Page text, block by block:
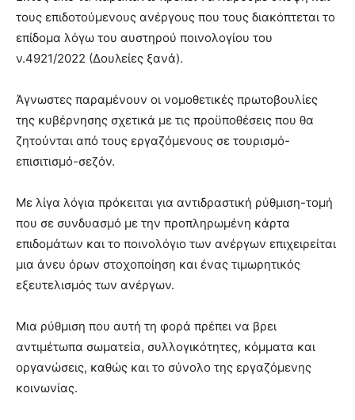
τους επιδοτούμενους ανέργους που τους διακόπτεται το
επίδομα λόγω του αυστηρού ποινολογίου του
ν.4921/2022 (Δουλείες ξανά).
Άγνωστες παραμένουν οι νομοθετικές πρωτοβουλίες
της κυβέρνησης σχετικά με τις προϋποθέσεις που θα
ζητούνται από τους εργαζόμενους σε τουρισμό-
επισιτισμό-σεζόν.
Με λίγα λόγια πρόκειται για αντιδραστική ρύθμιση-τομή
που σε συνδυασμό με την προπληρωμένη κάρτα
επιδομάτων και το ποινολόγιο των ανέργων επιχειρείται
μια άνευ όρων στοχοποίηση και ένας τιμωρητικός
εξευτελισμός των ανέργων.
Μια ρύθμιση που αυτή τη φορά πρέπει να βρει
αντιμέτωπα σωματεία, συλλογικότητες, κόμματα και
οργανώσεις, καθώς και το σύνολο της εργαζόμενης
κοινωνίας.